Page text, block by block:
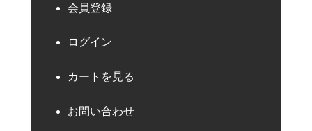
会員登録
ログイン
カートを見る
お問い合わせ